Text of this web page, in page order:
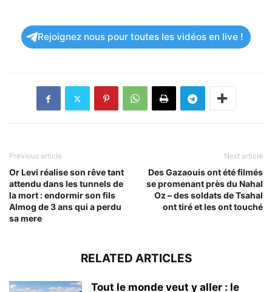
Rejoignez nous pour toutes les vidéos en live !
Previous article
Or Levi réalise son rêve tant
attendu dans les tunnels de
la mort : endormir son fils
Almog de 3 ans qui a perdu
sa mere
Next article
Des Gazaouis ont été filmés
se promenant près du Nahal
Oz – des soldats de Tsahal
ont tiré et les ont touché
RELATED ARTICLES
Tout le monde veut y aller : le